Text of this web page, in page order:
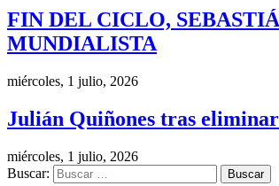
FIN DEL CICLO,
MUNDIALISTA
miércoles, 1 julio, 2026
Julián Quiñones tras
miércoles, 1 julio, 2026
Buscar: